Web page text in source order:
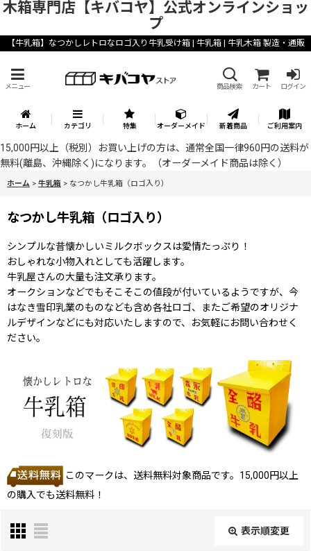
木箱専門店【キバコヤ】公式オンラインショッ
プ
【牛乳箱】なつかしレトロなロゴ入り牛乳受け箱 | 牛乳箱 | 牛乳木箱 製造・通販
メニュー 商品検索 カート ログイン
ホーム カテゴリ 特集 オーダーメイド 新着商品 ご利用案内
15,000円以上（税別）お買い上げの方は、通常全国一律960円の送料が
無料(離島、沖縄除く)になります。（オーダーメイド商品は除く）
ホーム > 牛乳箱 > なつかし牛乳箱（ロゴ入り）
なつかし牛乳箱（ロゴ入り）
シンプルな昔懐かしいミルクボックスは愛情たっぷり！
おしゃれな小物入れとしても活躍します。
牛乳屋さんの大量も注文承ります。
オークションなどでもそこそこの値段が付いているようですが、今
はなき雪印乳業のものなども含め各社ロゴ、またご希望のオリジナ
ルデザインなどにも対応いたしますので、お気軽にお問い合わせく
ださい。
このマークは、送料無料対象商品です。15,000円以上
の購入でも送料無料！
表示順変更